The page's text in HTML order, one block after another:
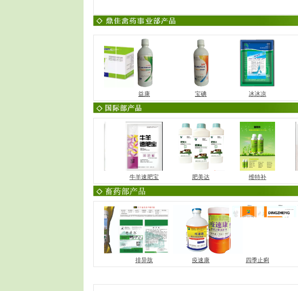
益康 宝碘 冰冰凉
牛羊速肥宝 肥美达 维特补
排异肽 疫速康 四季止痢